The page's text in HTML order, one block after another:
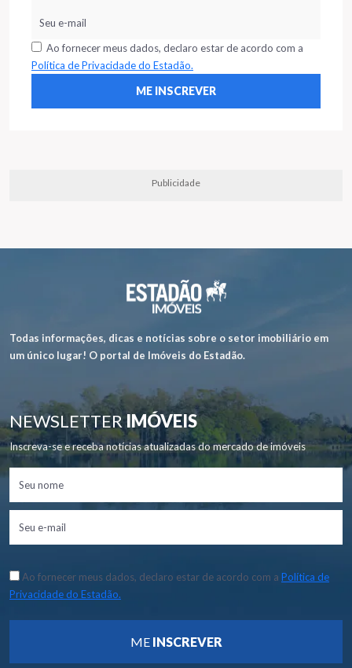
Ao fornecer meus dados, declaro estar de acordo com a
Política de Privacidade do Estadão.
Publicidade
Todas informações, dicas e notícias sobre o setor imobiliário em
um único lugar! O portal de Imóveis do Estadão.
NEWSLETTERIMÓVEIS
Inscreva-se e receba notícias atualizadas do mercado de imóveis
Ao fornecer meus dados, declaro estar de acordo com a Política de
Privacidade do Estadão.
ME INSCREVER